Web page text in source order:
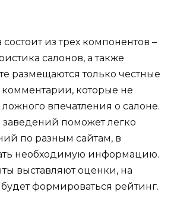
состоит из трех компонентов –
салонов, а также
размещаются только честные
которые не
ложного впечатления о салоне.
заведений поможет легко
по разным сайтам, в
необходимую информацию.
выставляют оценки, на
формироваться рейтинг.